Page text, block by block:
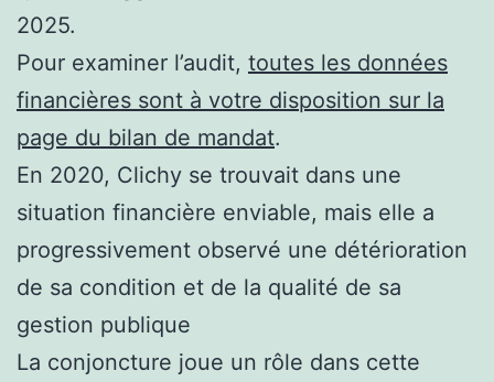
2025.
Pour examiner l’audit, toutes les données
financières sont à votre disposition sur la
page du bilan de mandat.
En 2020, Clichy se trouvait dans une
situation financière enviable, mais elle a
progressivement observé une détérioration
de sa condition et de la qualité de sa
gestion publique
La conjoncture joue un rôle dans cette